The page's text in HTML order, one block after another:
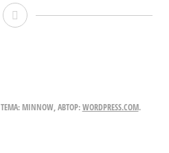
«Люди
ТЕМА: MINNOW, АВТОР:WORDPRESS.COM.